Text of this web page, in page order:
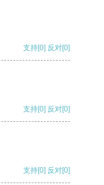
支持[0] 反对[0]
支持[0] 反对[0]
支持[0] 反对[0]